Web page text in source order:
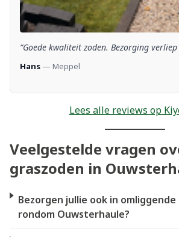
“Goede kwaliteit zoden. Bezorging verliep
Hans — Meppel
Lees alle reviews op
Veelgestelde vragen
graszoden in
Bezorgen jullie ook in
rondom Ouwsterhaule?